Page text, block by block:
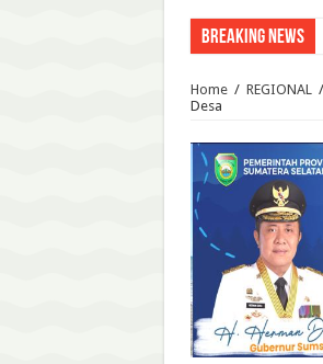
Breaking News
Home / REGIONAL /
Desa